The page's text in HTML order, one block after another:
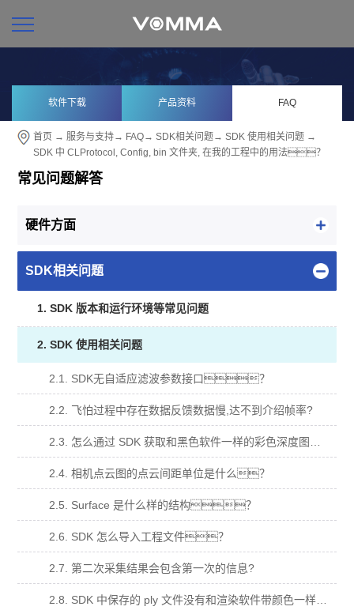
软件下载 产品资料 FAQ
首页 →服务与支持→ FAQ→SDK相关问题 →SDK 使用相关问题 →
SDK 中 CLProtocol, Config, bin 文件夹, 在我的工程中的用法？
常见问题解答
硬件方面
SDK相关问题
1. SDK 版本和运行环境等常见问题
2. SDK 使用相关问题
2.1. SDK无自适应滤波参数接口？
2.2. 飞怕过程中存在数据反馈数据慢,达不到介绍帧率?
2.4. 相机点云图的点云间距单位是什么？
2.5. Surface 是什么样的结构？
2.6. SDK 怎么导入工程文件？
2.7. 第二次采集结果会包含第一次的信息?